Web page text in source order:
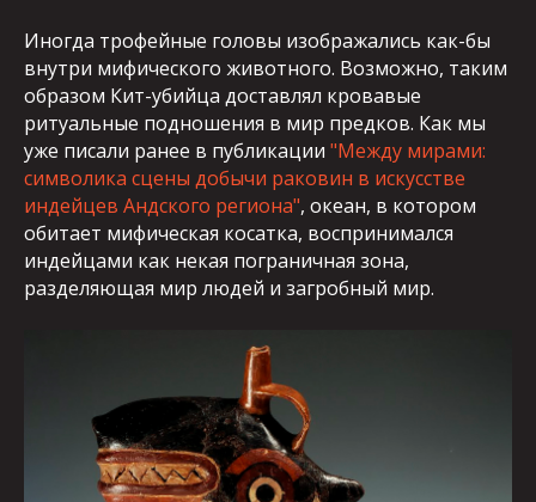
Иногда трофейные головы изображались как-бы
внутри мифического животного. Возможно, таким
образом Кит-убийца доставлял кровавые
ритуальные подношения в мир предков. Как мы
уже писали ранее в публикации "Между мирами:
символика сцены добычи раковин в искусстве
индейцев Андского региона", океан, в котором
обитает мифическая косатка, воспринимался
индейцами как некая пограничная зона,
разделяющая мир людей и загробный мир.